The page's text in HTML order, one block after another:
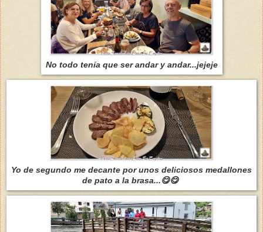
No todo tenía que ser andar y andar...jejeje
Yo de segundo me decante por unos deliciosos medallones
de pato a la brasa...😋😋